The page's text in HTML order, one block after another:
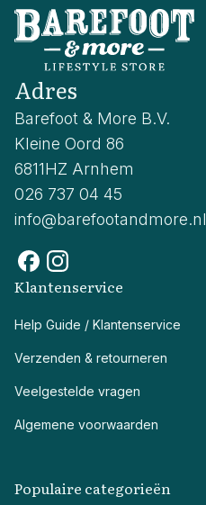
Adres
Barefoot & More B.V.
Kleine Oord 86
6811HZ Arnhem
026 737 04 45
info@barefootandmore.nl
Klantenservice
Help Guide / Klantenservice
Verzenden & retourneren
Veelgestelde vragen
Algemene voorwaarden
Populaire categorieën